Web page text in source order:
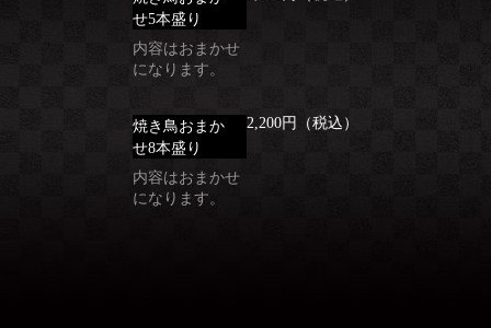
せ5本盛り
内容はおまかせ
になります。
焼き鳥おまか
せ8本盛り
内容はおまかせ
になります。
2,200円（税込）